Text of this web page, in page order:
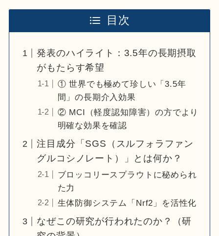
目次
発表のハイライト：3.5年の長期摂取
がもたらす希望
① 世界でも極めて珍しい「3.5年
間」の長期介入効果
② MCI（軽度認知障害）の方でより
明確な効果を確認
注目成分「SGS（スルフォラファン
グルコシノレート）」とは何か？
ブロッコリースプラウトに秘められ
た力
生体防御システム「Nrf2」を活性化
なぜこの研究が行われたのか？（研